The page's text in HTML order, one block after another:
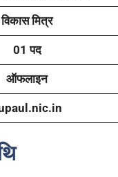
विकास मित्र
01 पद
ऑफलाइन